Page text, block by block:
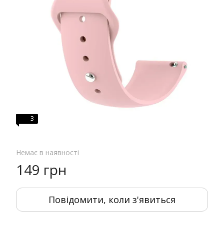
3
Немає в наявності
149 грн
Повідомити, коли з'явиться